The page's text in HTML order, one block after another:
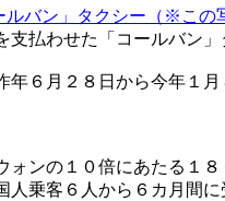
ルバン」タクシー（※この
払わせた「コールバン」
６月２８日から今年１
ンの１０倍にあたる１
乗客６人から６カ月間